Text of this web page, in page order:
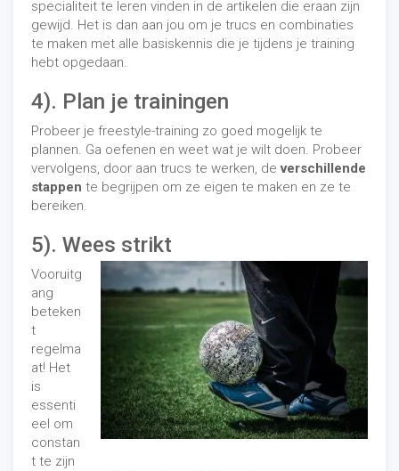
specialiteit te leren vinden in de artikelen die eraan zijn
gewijd. Het is dan aan jou om je trucs en combinaties
te maken met alle basiskennis die je tijdens je training
hebt opgedaan.
4). Plan je trainingen
Probeer je freestyle-training zo goed mogelijk te
plannen. Ga oefenen en weet wat je wilt doen. Probeer
vervolgens, door aan trucs te werken, deverschillende
stappen te begrijpen om ze eigen te maken en ze te
bereiken.
5). Wees strikt
Vooruitg
ang
beteken
t
regelma
at! Het
is
essenti
eel om
constan
t te zijn